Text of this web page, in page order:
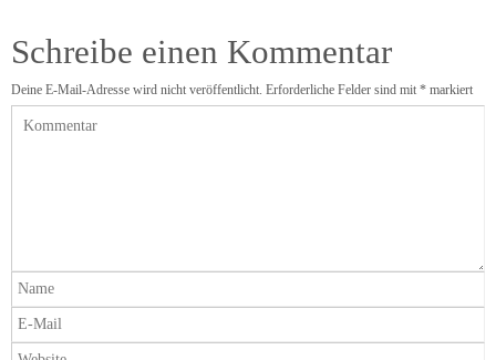
Schreibe einen Kommentar
Deine E-Mail-Adresse wird nicht veröffentlicht. Erforderliche Felder sind mit * markiert